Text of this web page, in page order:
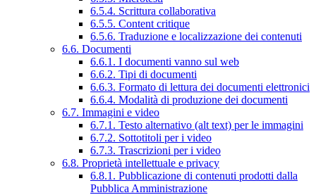
6.5.4. Scrittura collaborativa
6.5.5. Content critique
6.5.6. Traduzione e localizzazione dei contenuti
6.6. Documenti
6.6.1. I documenti vanno sul web
6.6.2. Tipi di documenti
6.6.3. Formato di lettura dei documenti elettronici
6.6.4. Modalità di produzione dei documenti
6.7. Immagini e video
6.7.1. Testo alternativo (alt text) per le immagini
6.7.2. Sottotitoli per i video
6.7.3. Trascrizioni per i video
6.8. Proprietà intellettuale e privacy
6.8.1. Pubblicazione di contenuti prodotti dalla
Pubblica Amministrazione